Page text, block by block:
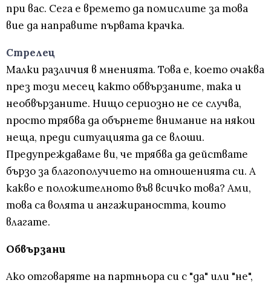
при вас. Сега е времето да помислите за това
вие да направите първата крачка.
Стрелец
Малки различия в мненията. Това е, което очаква
през този месец както обвързаните, така и
необвързаните. Нищо сериозно не се случва,
просто трябва да обърнете внимание на някои
неща, преди ситуацията да се влоши.
Предупреждаваме ви, че трябва да действате
бързо за благополучието на отношенията си. А
какво е положителното във всичко това? Ами,
това са волята и ангажираността, които
влагате.
Обвързани
Ако отговаряте на партньора си с "да" или "не",